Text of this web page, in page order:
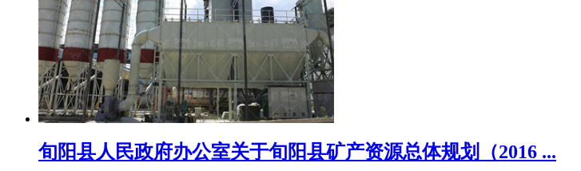
旬阳县人民政府办公室关于旬阳县矿产资源总体规划（2016 ...